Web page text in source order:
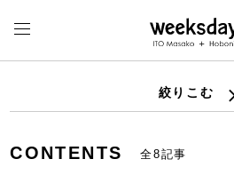
絞りこむ
CONTENTS 全8記事